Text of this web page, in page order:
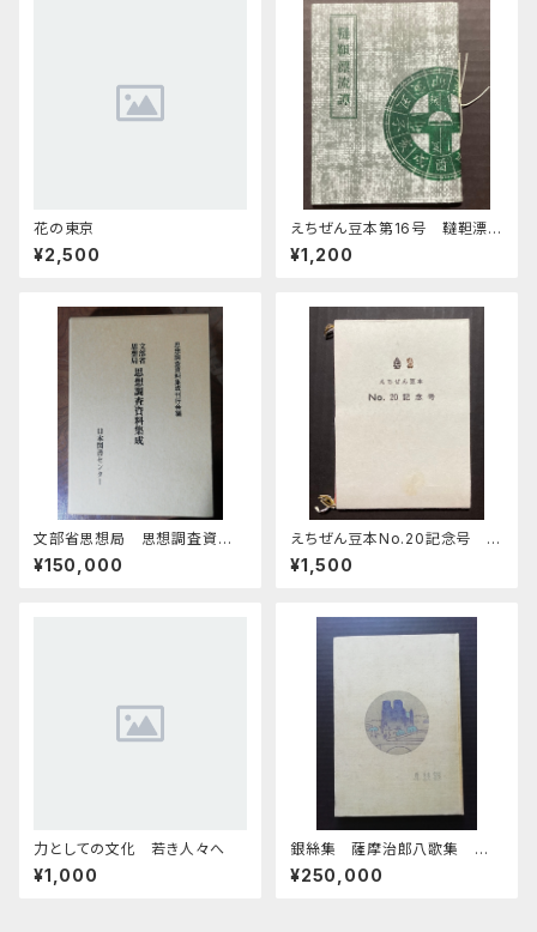
花の東京
¥2,500
えちぜん豆本第16号 韃靼漂流
譚
¥1,200
文部省思想局 思想調査資料
集成 全28巻
¥150,000
えちぜん豆本No.20記念号 い
ろは短歌
¥1,500
力としての文化 若き人々へ
¥1,000
銀絲集 薩摩治郎八歌集 第
一
¥250,000